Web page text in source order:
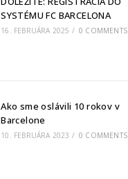
SYSTÉMU FC BARCELONA
16. FEBRUÁRA 2025 / 0 COMMENTS
Ako sme oslávili 10 rokov v
Barcelone
10. FEBRUÁRA 2023 / 0 COMMENTS